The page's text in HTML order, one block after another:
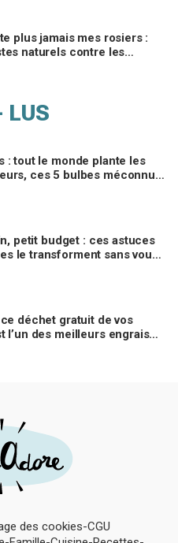
plus jamais mes rosiers :
naturels contre les
LUS
: tout le monde plante les
ces 5 bulbes méconnus
petit budget : ces astuces
le transforment sans vous
déchet gratuit de vos
l’un des meilleurs engrais
des cookies CGU